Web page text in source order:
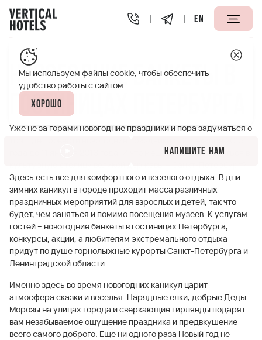
EN
Апарт-отели Vertical
Новогодние банкеты в
гостиницах Петербурга
Уже не за горами новогодние праздники и пора задуматься о
года до 11 января 2016 года. И что мешает вам отправиться в
Здесь есть все для комфортного и веселого отдыха. В дни
зимних каникул в городе проходит масса различных
праздничных мероприятий для взрослых и детей, так что
будет, чем заняться и помимо посещения музеев. К услугам
гостей – новогодние банкеты в гостиницах Петербурга,
конкурсы, акции, а любителям экстремального отдыха
придут по душе горнолыжные курорты Санкт-Петербурга и
Ленинградской области.
Именно здесь во время новогодних каникул царит
атмосфера сказки и веселья. Нарядные елки, добрые Деды
Морозы на улицах города и сверкающие гирлянды подарят
вам незабываемое ощущение праздника и предвкушение
всего самого доброго. Еще ни одного раза Новый год не
Мы используем файлы cookie, чтобы обеспечить
удобство работы с сайтом.
Хорошо
Напишите нам